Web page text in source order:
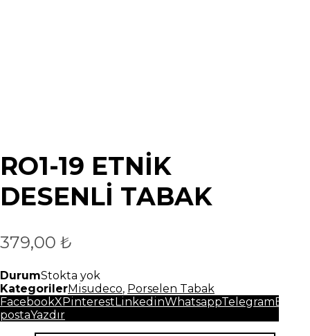
RO1-19 ETNİK
DESENLİ TABAK
379,00 ₺
DurumStokta yok
KategorilerMisudeco, Porselen Tabak
FacebookXPinterestLinkedinWhatsappTelegramE-
postaYazdır